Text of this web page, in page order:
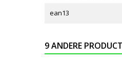
ean13
9 ANDERE